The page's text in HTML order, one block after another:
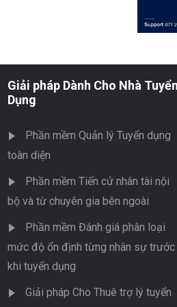
Giải pháp Dành Cho Nhà Tuyển
Dụng
Phần mềm Quản lý Tuyển dụng
toàn diện
Phần mềm Tiến cử nhân tài nội
bộ và từ chuyên gia bên ngoài
Phần mềm Đánh giá phân loại
mức độ ổn định từng nhân sự trước
khi tuyển dụng
Giải pháp Cho Thuê trợ lý tuyển